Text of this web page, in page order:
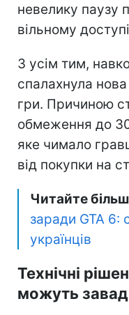
невелику паузу
вільному
З усім тим,
спалахнула
гри. Причиною
обмеження до
яке чимало
від покупки на
Читайте
заради GTA 6:
українців
Технічні
можуть